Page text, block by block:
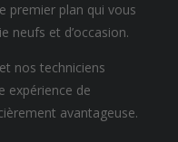
premier plan qui vous
neufs et d’occasion.
nos techniciens
expérience de
avantageuse.